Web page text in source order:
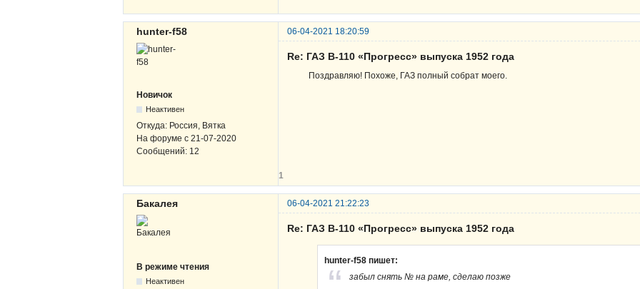
hunter-f58 06-04-2021 18:20:59
Новичок
Неактивен
Откуда: Россия, Вятка
На форуме с 21-07-2020
Сообщений: 12
Re: ГАЗ В-110 «Прогресс» выпуска 1952 года
Поздравляю! Похоже, ГАЗ полный собрат моего.
1
Бакалея 06-04-2021 21:22:23
В режиме чтения
Неактивен
Re: ГАЗ В-110 «Прогресс» выпуска 1952 года
hunter-f58 пишет:
забыл снять № на раме, сделаю позже